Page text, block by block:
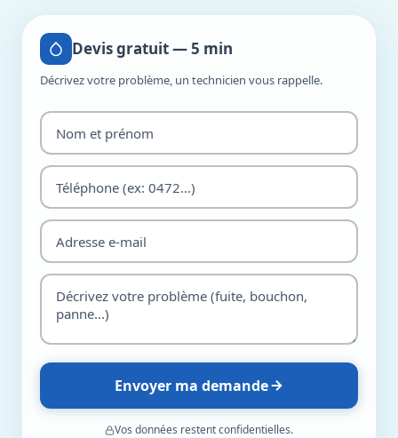
Devis gratuit — 5 min
Décrivez votre problème, un technicien vous rappelle.
Envoyer ma demande
Vos données restent confidentielles.